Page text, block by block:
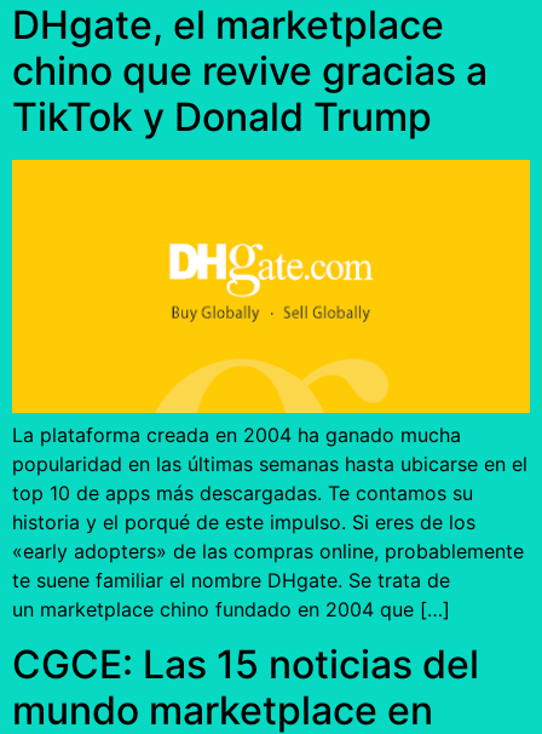
DHgate, el marketplace
chino que revive gracias a
TikTok y Donald Trump
La plataforma creada en 2004 ha ganado mucha
popularidad en las últimas semanas hasta ubicarse en el
top 10 de apps más descargadas. Te contamos su
historia y el porqué de este impulso. Si eres de los
«early adopters» de las compras online, probablemente
te suene familiar el nombre DHgate. Se trata de
un marketplace chino fundado en 2004 que […]
CGCE: Las 15 noticias del
mundo marketplace en